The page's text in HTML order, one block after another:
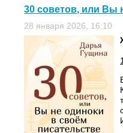
30 советов, или Вы
28 января 2026, 16:10